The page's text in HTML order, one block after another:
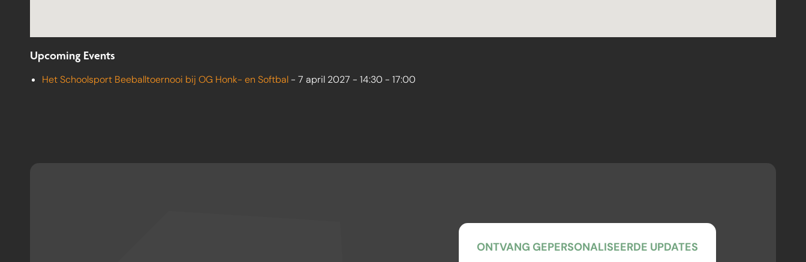
Upcoming Events
Het Schoolsport Beeballtoernooi bij OG Honk- en Softbal- 7 april 2027 - 14:30 - 17:00
ONTVANG GEPERSONALISEERDE UPDATES